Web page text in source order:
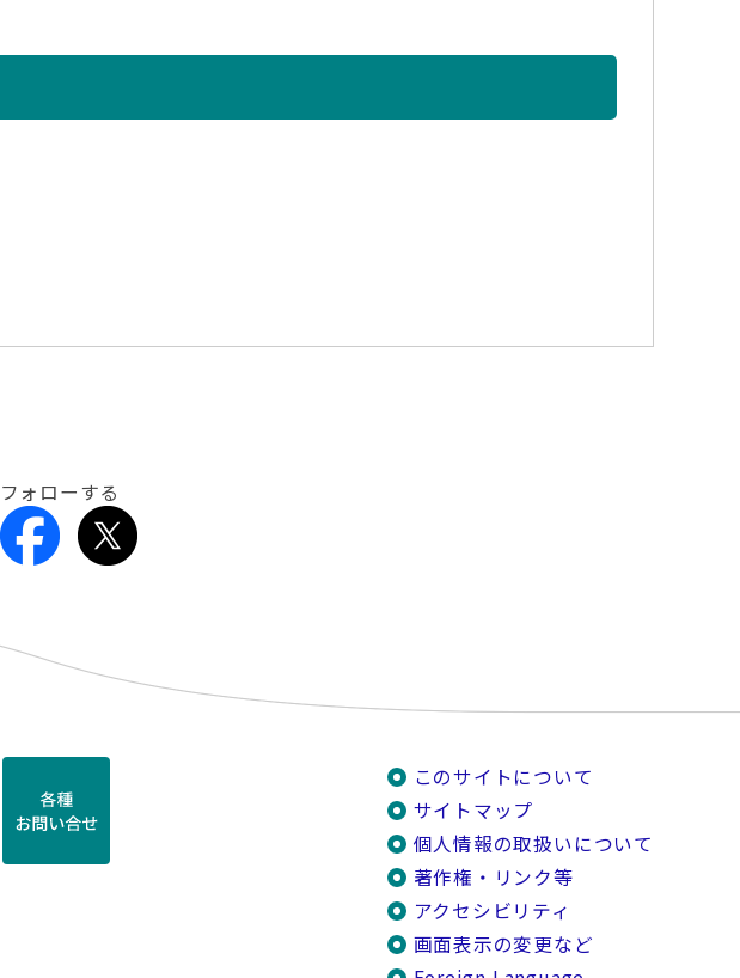
フォローする
このサイトについて
サイトマップ
個人情報の取扱いについて
著作権・リンク等
アクセシビリティ
画面表示の変更など